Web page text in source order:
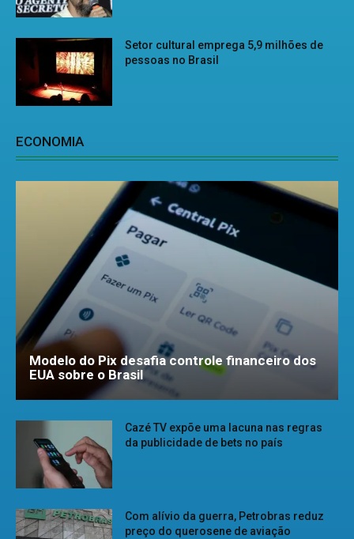
Setor cultural emprega 5,9 milhões de
pessoas no Brasil
ECONOMIA
Modelo do Pix desafia controle financeiro dos
EUA sobre o Brasil
Cazé TV expõe uma lacuna nas regras
da publicidade de bets no país
Com alívio da guerra, Petrobras reduz
preço do querosene de aviação